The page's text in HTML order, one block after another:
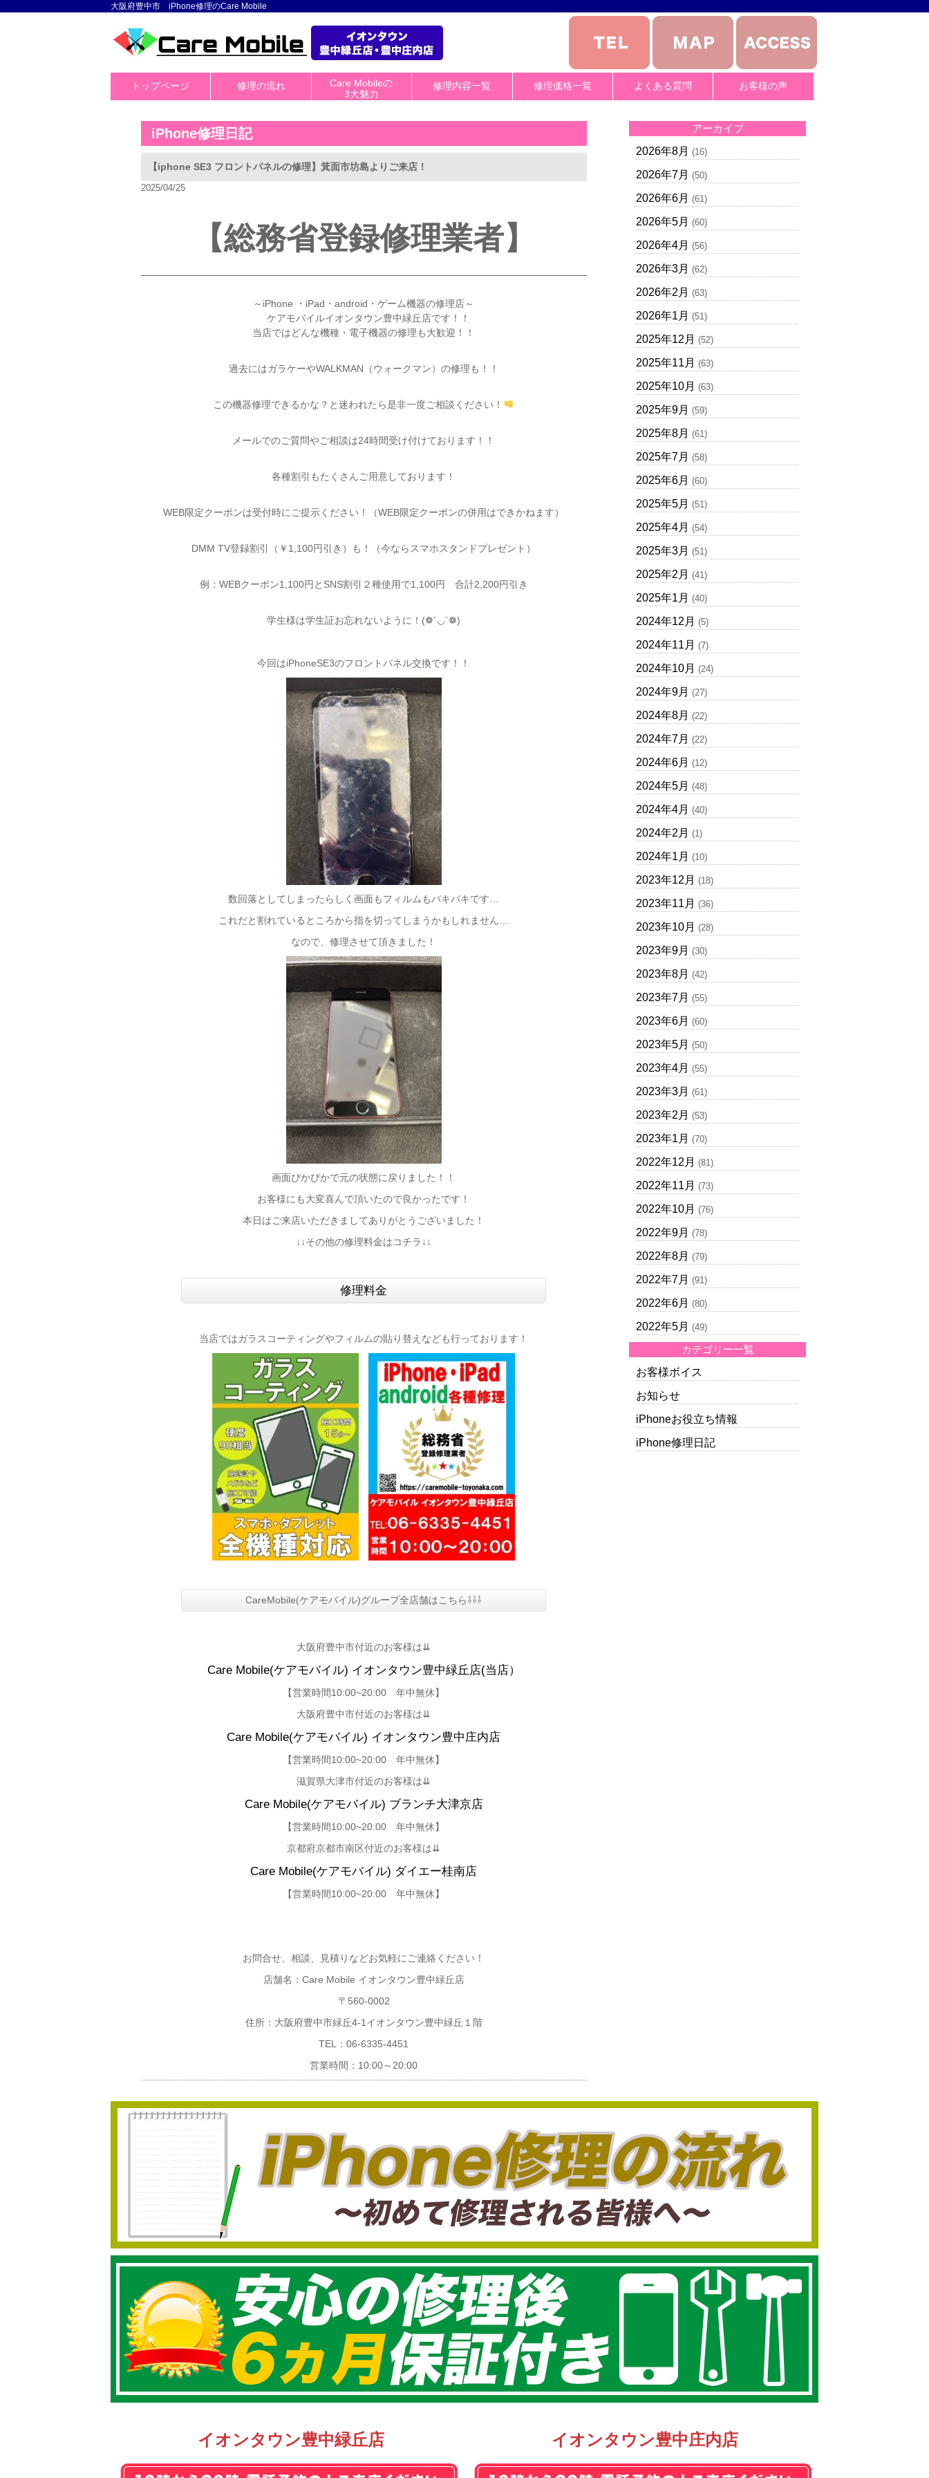
大阪府豊中市 iPhone修理のCare Mobile
トップページ 修理の流れ
Care Mobileの
3大魅力
修理内容一覧 修理価格一覧 よくある質問 お客様の声
iPhone修理日記
【iphone SE3 フロントパネルの修理】箕面市坊島よりご来店！
2025/04/25
【総務省登録修理業者】
～iPhone ・iPad・android・ゲーム機器の修理店～
ケアモバイルイオンタウン豊中緑丘店です！！
当店ではどんな機種・電子機器の修理も大歓迎！！
過去にはガラケーやWALKMAN（ウォークマン）の修理も！！
この機器修理できるかな？と迷われたら是非一度ご相談ください！
メールでのご質問やご相談は24時間受け付けております！！
各種割引もたくさんご用意しております！
WEB限定クーポンは受付時にご提示ください！（WEB限定クーポンの併用はできかね ます）
DMM TV登録割引（￥1,100円引き）も！（今ならスマホスタンドプレゼント）
例：WEBクーポン1,100円とSNS割引２種使用で1,100円 合計2,200円引き
学生様は学生証お忘れないように！(❁´◡`❁)
今回はiPhoneSE3のフロントパネル交換です！！
数回落としてしまったらしく画面もフィルムもバキバキです…
これだと割れているところから指を切ってしまうかもしれません…
なので、修理させて頂きました！
画面ぴかぴかで元の状態に戻りました！！
お客様にも大変喜んで頂いたので良かったです！
本日はご来店いただきましてありがとうございました！
↓↓その他の修理料金はコチラ↓↓
修理料金
当店ではガラスコーティングやフィルムの貼り替えなども行っております！
CareMobile(ケアモバイル)グループ全店舗はこちら⇩⇩⇩
大阪府豊中市付近のお客様は⇊
Care Mobile(ケアモバイル) イオンタウン豊中緑丘店(当店）
【営業時間10:00~20:00 年中無休】
大阪府豊中市付近のお客様は⇊
Care Mobile(ケアモバイル) イオンタウン豊中庄内店
【営業時間10:00~20:00 年中無休】
滋賀県大津市付近のお客様は⇊
Care Mobile(ケアモバイル) ブランチ大津京店
【営業時間10:00~20:00 年中無休】
京都府京都市南区付近のお客様は⇊
Care Mobile(ケアモバイル) ダイエー桂南店
【営業時間10:00~20:00 年中無休】
お問合せ、相談、見積りなどお気軽にご連絡ください！
店舗名：Care Mobile イオンタウン豊中緑丘店
〒560-0002
住所：大阪府豊中市緑丘4-1イオンタウン豊中緑丘１階
TEL：06-6335-4451
営業時間：10:00～20:00
アーカイブ
2026年8月 (16)
2026年7月 (50)
2026年6月 (61)
2026年5月 (60)
2026年4月 (56)
2026年3月 (62)
2026年2月 (63)
2026年1月 (51)
2025年12月 (52)
2025年11月 (63)
2025年10月 (63)
2025年9月 (59)
2025年8月 (61)
2025年7月 (58)
2025年6月 (60)
2025年5月 (51)
2025年4月 (54)
2025年3月 (51)
2025年2月 (41)
2025年1月 (40)
2024年12月 (5)
2024年11月 (7)
2024年10月 (24)
2024年9月 (27)
2024年8月 (22)
2024年7月 (22)
2024年6月 (12)
2024年5月 (48)
2024年4月 (40)
2024年2月 (1)
2024年1月 (10)
2023年12月 (18)
2023年11月 (36)
2023年10月 (28)
2023年9月 (30)
2023年8月 (42)
2023年7月 (55)
2023年6月 (60)
2023年5月 (50)
2023年4月 (55)
2023年3月 (61)
2023年2月 (53)
2023年1月 (70)
2022年12月 (81)
2022年11月 (73)
2022年10月 (76)
2022年9月 (78)
2022年8月 (79)
2022年7月 (91)
2022年6月 (80)
2022年5月 (49)
カテゴリー一覧
お客様ボイス
お知らせ
iPhoneお役立ち情報
iPhone修理日記
イオンタウン豊中緑丘店 イオンタウン豊中庄内店